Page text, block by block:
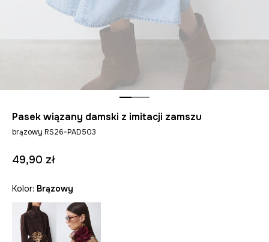
Pasek wiązany damski z imitacji zamszu
brązowy RS26-PAD503
49,90 zł
Kolor: brązowy